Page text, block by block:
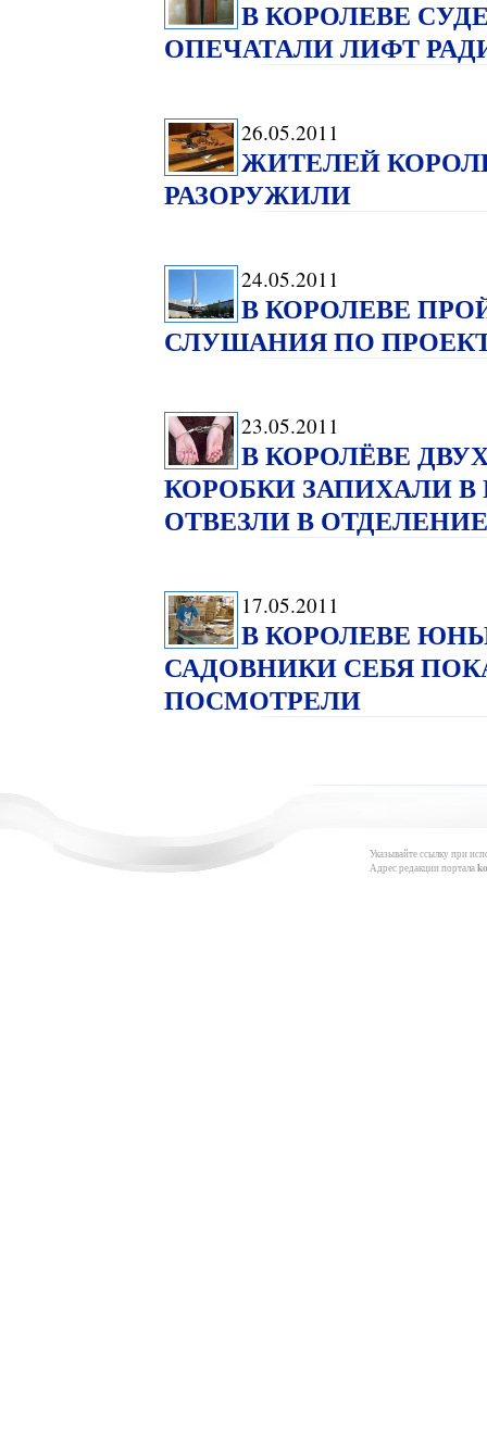
В КОРОЛЕВЕ
ОПЕЧАТАЛИ ЛИФТ
26.05.2011
ЖИТЕЛЕЙ
РАЗОРУЖИЛИ
24.05.2011
В КОРОЛЕВЕ
СЛУШАНИЯ ПО
23.05.2011
В КОРОЛЁВЕ
КОРОБКИ ЗАПИХАЛИ
ОТВЕЗЛИ В
17.05.2011
В КОРОЛЕВЕ
САДОВНИКИ СЕБЯ
ПОСМОТРЕЛИ
Указывайте ссылку при
Адрес редакции портала